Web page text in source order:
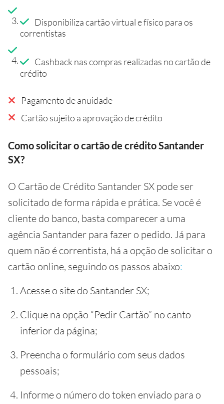
Disponibiliza cartão virtual e físico para os
correntistas
Cashback nas compras realizadas no cartão de
crédito
Pagamento de anuidade
Cartão sujeito a aprovação de crédito
Como solicitar o cartão de crédito Santander
SX?
O Cartão de Crédito Santander SX pode ser
solicitado de forma rápida e prática. Se você é
cliente do banco, basta comparecer a uma
agência Santander para fazer o pedido. Já para
quem não é correntista, há a opção de solicitar o
cartão online, seguindo os passos abaixo:
Acesse o site do Santander SX;
Clique na opção “Pedir Cartão” no canto
inferior da página;
Preencha o formulário com seus dados
pessoais;
Informe o número do token enviado para o